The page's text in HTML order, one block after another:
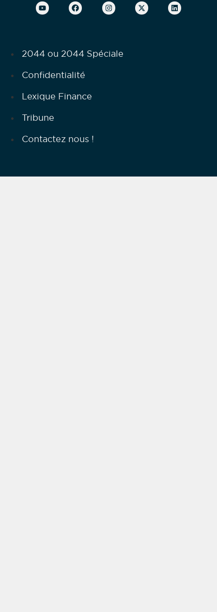
2044 ou 2044 Spéciale
Confidentialité
Lexique Finance
Tribune
Contactez nous !